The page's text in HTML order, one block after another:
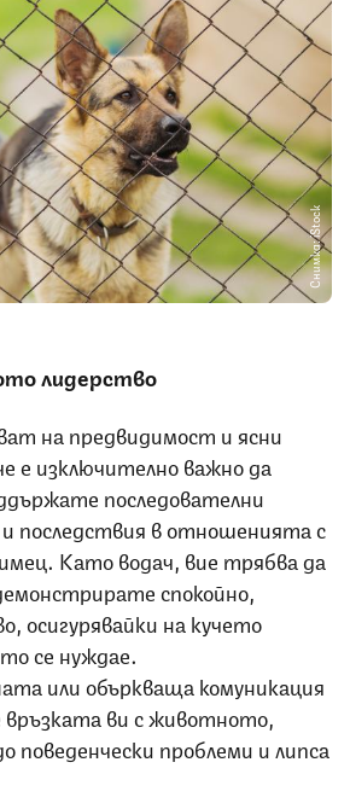
Снимка: iStock
лидерство
на предвидимост и ясни
е изключително важно да
последователни
и последствия в отношенията с
Като водач, вие трябва да
спокойно,
осигурявайки на кучето
се нуждае.
или объркваща комуникация
връзката ви с животното,
поведенчески проблеми и липса